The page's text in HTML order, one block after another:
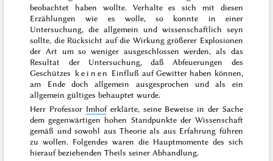
beobachtet haben wollte. Verhalte es sich mit diesen
Erzählungen wie es wolle, so konnte in einer
Untersuchung, die allgemein und wissenschaftlich seyn
sollte, die Rücksicht auf die Wirkung größerer Explosionen
der Art um so weniger ausgeschlossen werden, als das
Resultat der Untersuchung, daß Abfeuerungen des
Geschützes keinen Einfluß auf Gewitter haben können,
am Ende doch allgemein ausgesprochen und als ein
allgemein gültiges behauptet wurde.
Herr Professor Imhoferklärte, seine Beweise in der Sache
dem gegenwärtigen hohen Standpunkte der Wissenschaft
gemäß und sowohl aus Theorie als aus Erfahrung führen
zu wollen. Folgendes waren die Hauptmomente des sich
hierauf beziehenden Theils seiner Abhandlung.